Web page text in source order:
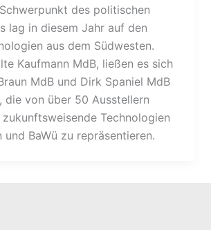
des politischen
lag in diesem Jahr auf den
aus dem Südwesten.
Kaufmann MdB, ließen es sich
MdB und Dirk Spaniel MdB
die von über 50 Ausstellern
Technologien
BaWü zu repräsentieren.